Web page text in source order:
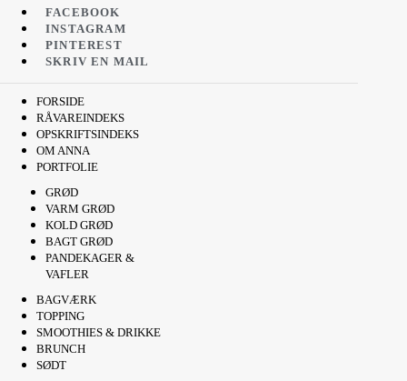
FACEBOOK
INSTAGRAM
PINTEREST
SKRIV EN MAIL
FORSIDE
RÅVAREINDEKS
OPSKRIFTSINDEKS
OM ANNA
PORTFOLIE
GRØD
VARM GRØD
KOLD GRØD
BAGT GRØD
PANDEKAGER &
VAFLER
BAGVÆRK
TOPPING
SMOOTHIES & DRIKKE
BRUNCH
SØDT